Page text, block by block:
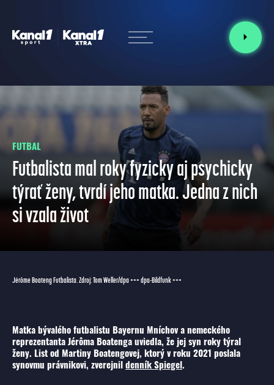
FUTBAL
Futbalista mal roky fyzicky aj psychicky
týrať ženy, tvrdí jeho matka. Jedna z nich
si vzala život
Jérôme Boateng Futbalista. Zdroj: Tom Weller/dpa +++ dpa-Bildfunk +++
Matka bývalého futbalistu Bayernu Mníchov a nemeckého
reprezentanta Jérôma Boatenga uviedla, že jej syn roky týral
ženy. List od Martiny Boatengovej, ktorý v roku 2021 poslala
synovmu právnikovi, zverejnildenník Spiegel.